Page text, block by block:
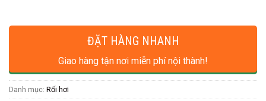
ĐẶT HÀNG NHANH
Giao hàng tận nơi miễn phí nội thành!
Danh mục: Rối hơi